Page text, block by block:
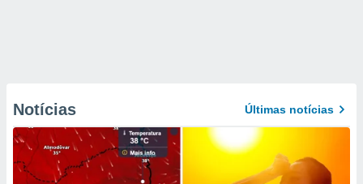
Notícias Últimas notícias